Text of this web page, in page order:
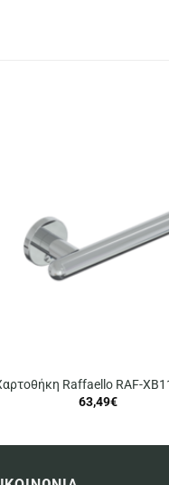
Raffaello RAF-
63,49€